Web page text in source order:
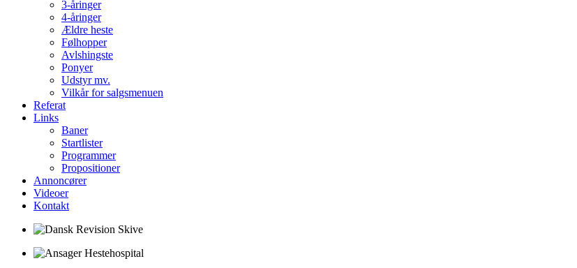
3-åringer
4-åringer
Ældre heste
Følhopper
Avlshingste
Ponyer
Udstyr mv.
Vilkår for salgsmenuen
Referat
Links
Baner
Startlister
Programmer
Propositioner
Annoncører
Videoer
Kontakt